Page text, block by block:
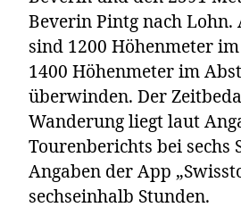
Beverin Pintg nach Lohn.
sind 1200 Höhenmeter
1400 Höhenmeter im
überwinden. Der
Wanderung liegt laut
Tourenberichts bei sechs
Angaben der App
sechseinhalb Stunden.